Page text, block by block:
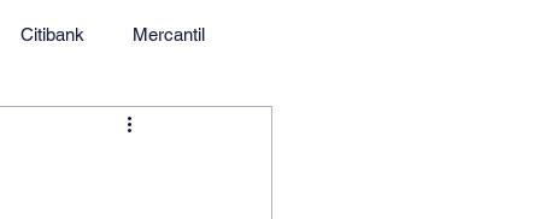
Citibank Mercantil